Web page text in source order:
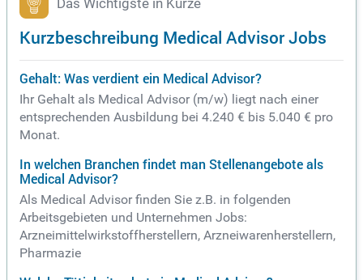
Das Wichtigste in Kürze
Kurzbeschreibung Medical Advisor Jobs
Gehalt: Was verdient ein Medical Advisor?
Ihr Gehalt als Medical Advisor (m/w) liegt nach einer
entsprechenden Ausbildung bei 4.240 € bis 5.040 € pro
Monat.
In welchen Branchen findet man Stellenangebote als
Medical Advisor?
Als Medical Advisor finden Sie z.B. in folgenden
Arbeitsgebieten und Unternehmen Jobs:
Arzneimittelwirkstoffherstellern, Arzneiwarenherstellern,
Pharmazie